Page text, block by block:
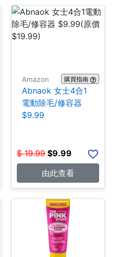
Amazon 購買指南
Abnaok 女士4合1
電動除毛/修容器
$9.99
$ 19.99 $9.99
由此查看